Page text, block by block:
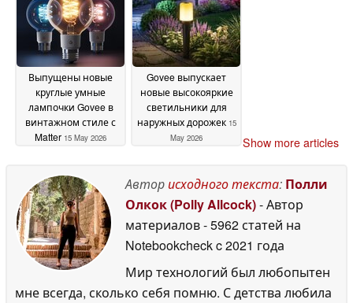
Выпущены новые
круглые умные
лампочки Govee в
винтажном стиле с
Matter 15 May 2026
Govee выпускает
новые высокояркие
светильники для
наружных дорожек 15
May 2026
Show more articles
Авторисходного текста: Полли
Олкок (Polly Allcock)- Автор
материалов- 5962 статей на
Notebookcheckc 2021 года
Мир технологий был любопытен
мне всегда, сколько себя помню. С детства любила